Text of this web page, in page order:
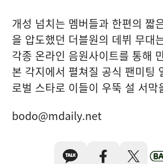
개성 넘치는 멤버들과 한편의 짧
을 압도했던 더블원의 데뷔 무대
각종 온라인 음원사이트를 통해
본 각지에서 펼쳐질 공식 팬미팅
로벌 스타로 이들이 우뚝 설 서막
bodo@mdaily.net